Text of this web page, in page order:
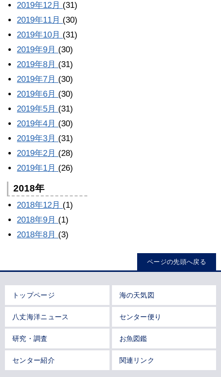
2019年12月 (31)
2019年11月 (30)
2019年10月 (31)
2019年9月 (30)
2019年8月 (31)
2019年7月 (30)
2019年6月 (30)
2019年5月 (31)
2019年4月 (30)
2019年3月 (31)
2019年2月 (28)
2019年1月 (26)
2018年
2018年12月 (1)
2018年9月 (1)
2018年8月 (3)
ページの先頭へ戻る
トップページ 海の天気図
八丈海洋ニュース センター便り
研究・調査 お魚図鑑
センター紹介 関連リンク